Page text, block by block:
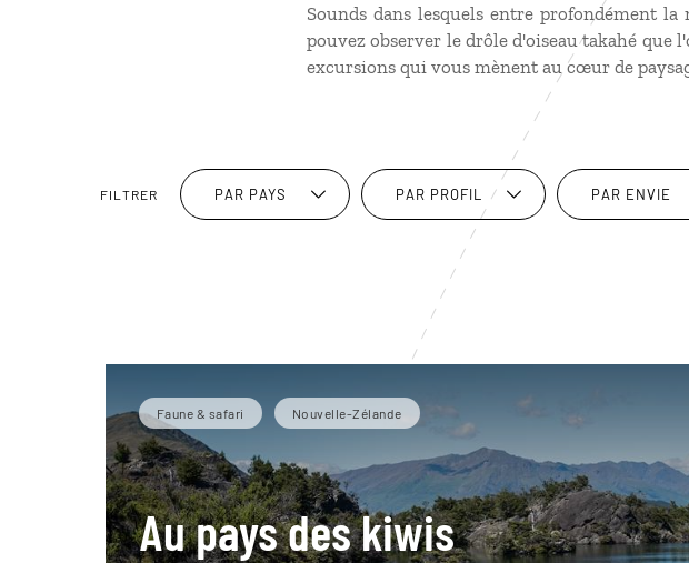
Sounds dans lesquels entre profondément
pouvez observer le drôle d'oiseau takahé que
excursions qui vous mènent au cœur de
FILTRER PAR PAYS PAR PROFIL PAR ENVIE
Faune & safari Nouvelle-Zélande
Au pays des kiwis